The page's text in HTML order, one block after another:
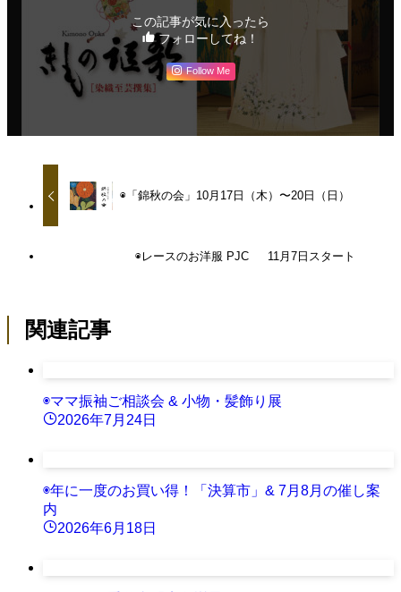
この記事が気に入ったら
フォローしてね！
Follow Me
◉「錦秋の会」10月17日（木）〜20日（日）
◉レースのお洋服 PJC 11月7日スタート
関連記事
◉ママ振袖ご相談会 & 小物・髪飾り展
2026年7月24日
◉年に一度のお買い得！「決算市」& 7月8月の催し案
内
2026年6月18日